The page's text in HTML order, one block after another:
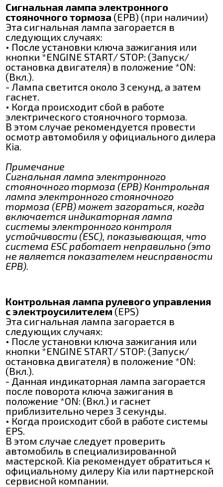
Сигнальная лампа электронного
стояночного тормоза (EPB) (при наличии)
Эта сигнальная лампа загорается в
следующих случаях:
• После установки ключа зажигания или
кнопки *ENGINE START/ STOP: (Запуск/
остановка двигателя) в положение *ON:
(Вкл.).
- Лампа светится около 3 секунд, а затем
гаснет.
• Когда происходит сбой в работе
электрического стояночного тормоза.
В этом случае рекомендуется провести
осмотр автомобиля у официального дилера
Kia.
Примечание
Сигнальная лампа электронного
стояночного тормоза (EPB) Контрольная
лампа электронного стояночного
тормоза (EPB) может загораться, когда
включается индикаторная лампа
системы электронного контроля
устойчивости (ESC), показывающая, что
система ESC работает неправильно (это
не является показателем неисправности
EPB).
Контрольная лампа рулевого управления
с электроусилителем(EPS)
Эта сигнальная лампа загорается в
следующих случаях:
• После установки ключа зажигания или
кнопки *ENGINE START/ STOP: (Запуск/
остановка двигателя) в положение *ON:
(Вкл.).
- Данная индикаторная лампа загорается
после поворота ключа зажигания в
положение *ON: (Вкл.) и гаснет
приблизительно через 3 секунды.
• Когда происходит сбой в работе системы
EPS.
В этом случае следует проверить
автомобиль в специализированной
мастерской. Kia рекомендует обратиться к
официальному дилеру Kia или партнерской
сервисной компании.